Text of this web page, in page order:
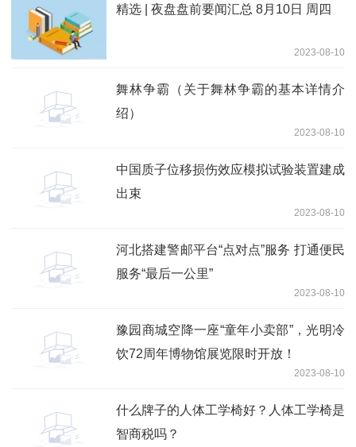
精选 | 夜盘盘前要闻汇总 8月10日 周四
2023-08-10
舞林争霸（关于舞林争霸的基本详情介
绍）
2023-08-10
中国质子位移损伤效应模拟试验装置建成
出束
2023-08-10
河北搭建警邮平台“点对点”服务 打通便民
服务“最后一公里”
2023-08-10
豫园商城空降一座“童年小卖部”，光明冷
饮72周年博物馆展览限时开放！
2023-08-10
什么牌子的人体工学椅好？人体工学椅是
智商税吗？